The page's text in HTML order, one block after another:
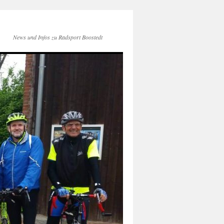
News und Infos zu Radsport Boostedt